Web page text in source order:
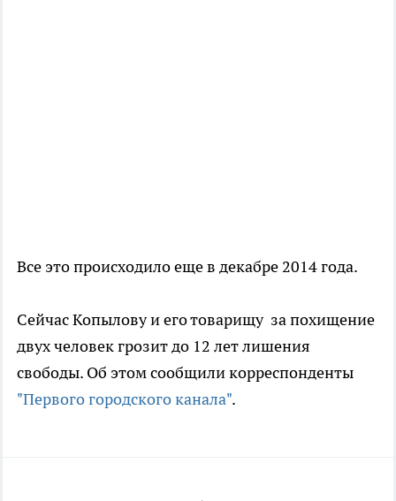
Все это происходило еще в декабре 2014 года.
Сейчас Копылову и его товарищу за похищение
двух человек грозит до 12 лет лишения
свободы. Об этом сообщили корреспонденты
"Первого городского канала".